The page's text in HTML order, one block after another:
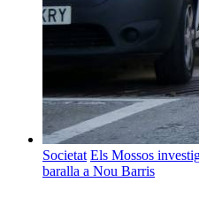
Societat Els Mossos
baralla a Nou Barris